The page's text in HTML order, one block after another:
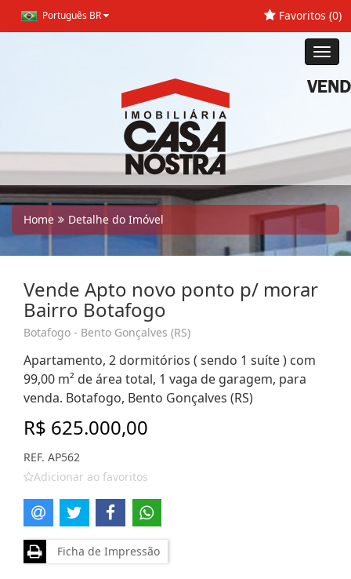
Português BR Favoritos (0)
Home Detalhe do Imóvel
Vende Apto novo ponto p/ morar
Bairro Botafogo
Botafogo - Bento Gonçalves (RS)
Apartamento, 2 dormitórios ( sendo 1 suíte ) com
99,00 m² de área total, 1 vaga de garagem, para
venda. Botafogo, Bento Gonçalves (RS)
R$ 625.000,00
REF. AP562
Adicionar ao favoritos
Ficha de Impressão